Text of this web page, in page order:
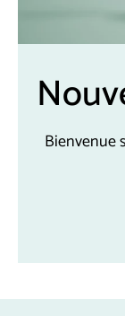
Bienvenue